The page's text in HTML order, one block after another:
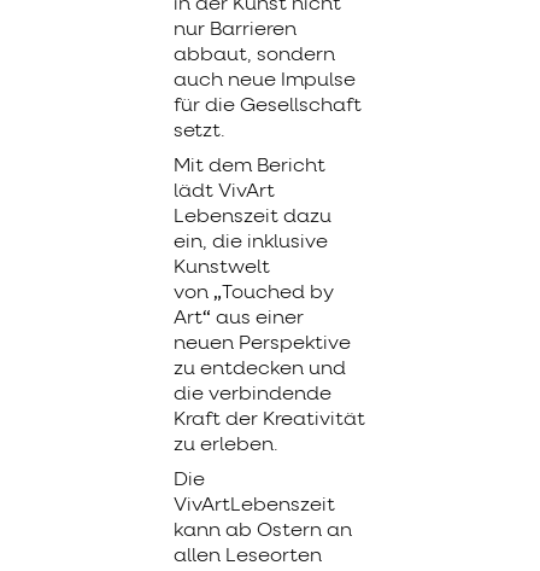
in der Kunst nicht
nur Barrieren
abbaut, sondern
auch neue Impulse
für die Gesellschaft
setzt.
Mit dem Bericht
lädt VivArt
Lebenszeit dazu
ein, die inklusive
Kunstwelt
von „ Touched by
Art“ aus einer
neuen Perspektive
zu entdecken und
die verbindende
Kraft der Kreativität
zu erleben.
Die
VivArtLebenszeit
kann ab Ostern an
allen Leseorten